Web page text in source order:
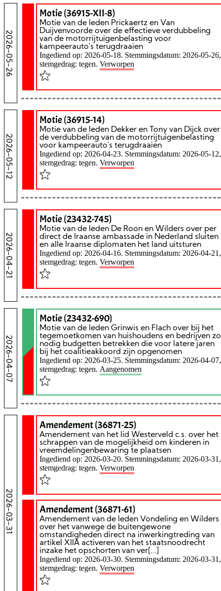
2026-05-26
Motie (36915-XII-8)
Motie van de leden Prickaertz en Van
Duijvenvoorde over de effectieve verdubbeling
van de motorrijtuigenbelasting voor
kampeerauto's terugdraaien
Ingediend op: 2026-05-18. Stemmingsdatum: 2026-05-26,
stemgedrag: tegen. Verworpen
2026-05-12
Motie (36915-14)
Motie van de leden Dekker en Tony van Dijck over
de verdubbeling van de motorrijtuigenbelasting
voor kampeerauto's terugdraaien
Ingediend op: 2026-04-23. Stemmingsdatum: 2026-05-12,
stemgedrag: tegen. Verworpen
2026-04-21
Motie (23432-745)
Motie van de leden De Roon en Wilders over per
direct de Iraanse ambassade in Nederland sluiten
en alle Iraanse diplomaten het land uitsturen
Ingediend op: 2026-04-16. Stemmingsdatum: 2026-04-21,
stemgedrag: tegen. Verworpen
2026-04-07
Motie (23432-690)
Motie van de leden Grinwis en Flach over bij het
tegemoetkomen van huishoudens en bedrijven zo
nodig budgetten betrekken die voor latere jaren
bij het coalitieakkoord zijn opgenomen
Ingediend op: 2026-03-25. Stemmingsdatum: 2026-04-07,
stemgedrag: tegen. Aangenomen
2026-03-31
Amendement (36871-25)
Amendement van het lid Westerveld c.s. over het
schrappen van de mogelijkheid om kinderen in
vreemdelingenbewaring te plaatsen
Ingediend op: 2026-03-20. Stemmingsdatum: 2026-03-31,
stemgedrag: tegen. Verworpen
Amendement (36871-61)
Amendement van de leden Vondeling en Wilders
over het vanwege de buitengewone
omstandigheden direct na inwerkingtreding van
artikel XIIA activeren van het staatsnoodrecht
inzake het opschorten van ver[...]
Ingediend op: 2026-03-30. Stemmingsdatum: 2026-03-31,
stemgedrag: tegen. Verworpen